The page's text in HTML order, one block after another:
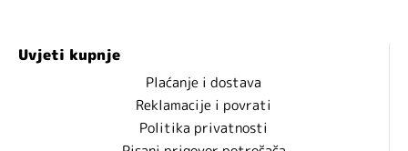
Uvjeti kupnje
Plaćanje i dostava
Reklamacije i povrati
Politika privatnosti